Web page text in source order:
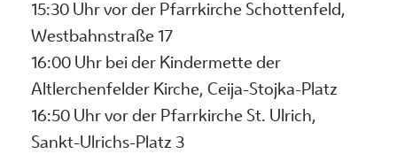
15:30 Uhr vor der Pfarrkirche Schottenfeld,
Westbahnstraße 17
16:00 Uhr bei der Kindermette der
Altlerchenfelder Kirche, Ceija-Stojka-Platz
16:50 Uhr vor der Pfarrkirche St. Ulrich,
Sankt-Ulrichs-Platz 3